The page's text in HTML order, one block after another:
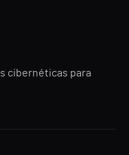
cibernéticas para